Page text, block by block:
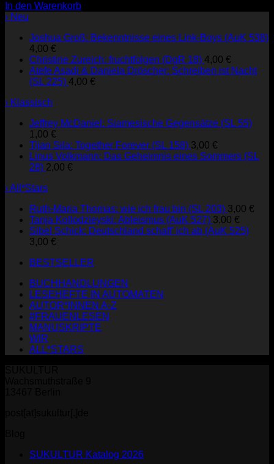
In den Warenkorb
› Neu
Joshua Groß: Bekenntnisse eines Link-Boys (AuK 538)
4,00 €
Christine Zureich: fruchtfolgen (DgR 18) 4,00 €
Atefe Asadi & Daniela Dröscher: Schreiben ist Nacht
(SL 225) 4,00 €
› Klassisch
Jeffrey McDaniel: Siamesische Gegensätze (SL 55)
1,00 €
Tijan Sila: Together Forever (SL 158) 3,00 €
Linus Volkmann: Das Geheimnis eines Sommers (SL
28) 2,00 €
› All*Stars
Ruth-Maria Thomas: wie ich frau bin (SL 203) 3,00 €
Tanja Kollodzieyski: Ableismus (AuK 527) 3,00 €
Sibel Schick: Deutschland schaff' ich ab (AuK 525)
3,00 €
BESTSELLER
BUCHHANDLUNGEN
LESEHEFTE IN AUTOMATEN
AUTOR*INNEN A-Z
#FRAUENLESEN
MANUSKRIPTE
WIR
ALL*STARS
SUKULTUR Katalog 2026